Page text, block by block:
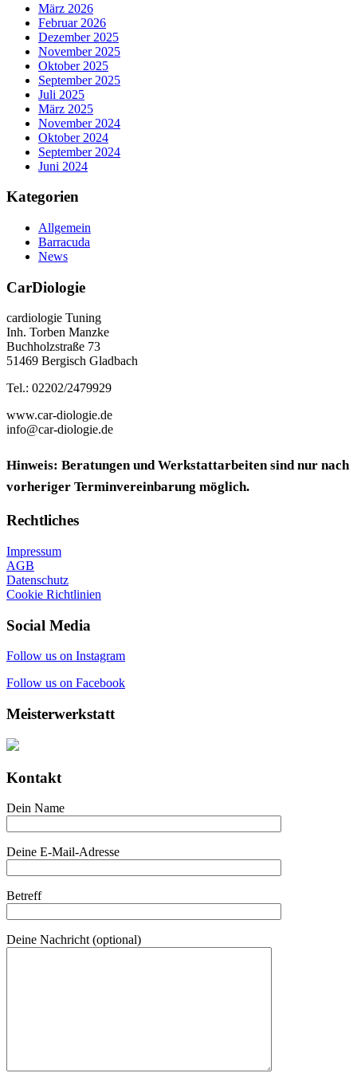
März 2026
Februar 2026
Dezember 2025
November 2025
Oktober 2025
September 2025
Juli 2025
März 2025
November 2024
Oktober 2024
September 2024
Juni 2024
Kategorien
Allgemein
Barracuda
News
CarDiologie
cardiologie Tuning
Inh. Torben Manzke
Buchholzstraße 73
51469 Bergisch Gladbach
Tel.: 02202/2479929
www.car-diologie.de
info@car-diologie.de
Hinweis: Beratungen und Werkstattarbeiten sind nur nach
vorheriger Terminvereinbarung möglich.
Rechtliches
Impressum
AGB
Datenschutz
Cookie Richtlinien
Social Media
Follow us on Instagram
Follow us on Facebook
Meisterwerkstatt
Kontakt
Dein Name
Deine E-Mail-Adresse
Betreff
Deine Nachricht (optional)